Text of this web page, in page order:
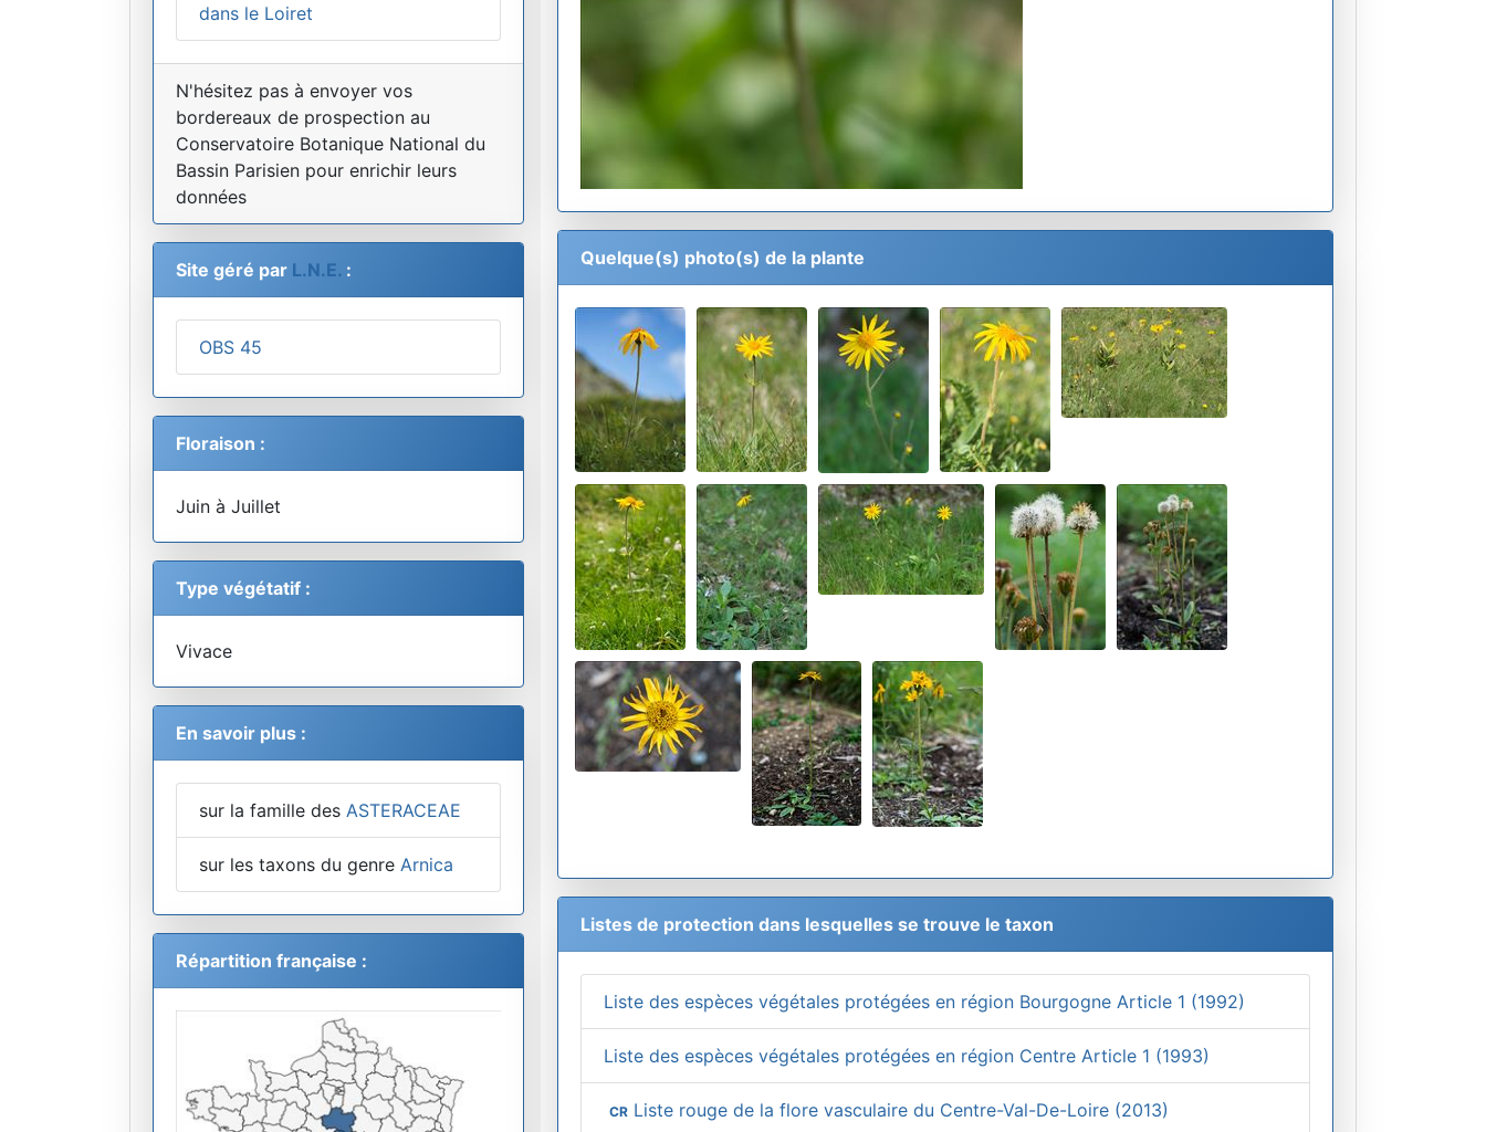
dans le Loiret
N'hésitez pas à envoyer vos
bordereaux de prospection au
Conservatoire Botanique National du
Bassin Parisien pour enrichir leurs
données
Site géré par L.N.E. :
OBS 45
Floraison :
Juin à Juillet
Type végétatif :
Vivace
En savoir plus :
sur la famille des ASTERACEAE
sur les taxons du genre Arnica
Répartition française :
Quelque(s) photo(s) de la plante
Listes de protection dans lesquelles se trouve le taxon
Liste des espèces végétales protégées en région Bourgogne Article 1 (1992)
Liste des espèces végétales protégées en région Centre Article 1 (1993)
CR Liste rouge de la flore vasculaire du Centre-Val-De-Loire (2013)